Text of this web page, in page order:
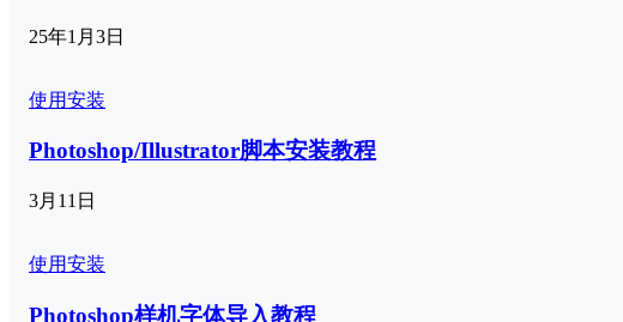
25年1月3日
使用安装
Photoshop/Illustrator脚本安装教程
3月11日
使用安装
Photoshop样机字体导入教程